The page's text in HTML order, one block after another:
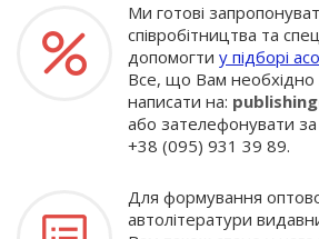
Ми готові
співробітництва та
допомогти у підборі
Все, що Вам
написати на:
або зателефонувати
+38 (095) 931 39 89.
Для формування
автолітератури